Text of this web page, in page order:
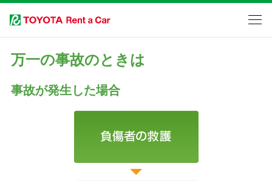
万一の事故のときは
事故が発生した場合